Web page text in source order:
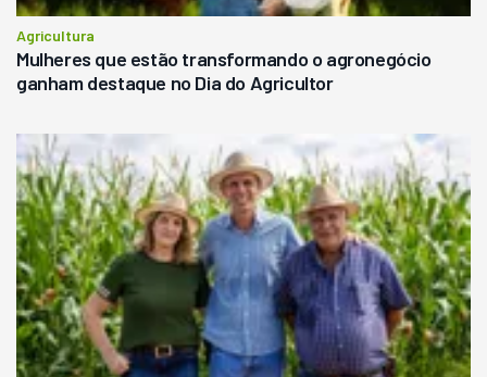
Agricultura
Mulheres que estão transformando o agronegócio
ganham destaque no Dia do Agricultor